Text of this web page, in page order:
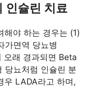
인슐린 치료
해야 하는 경우는 (1)
가면역 당뇨병
오래 경과되면 Beta
당뇨처럼 인슐린 분
우 LADA라고 하며,